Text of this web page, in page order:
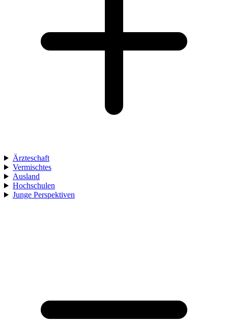
Ärzteschaft
Vermischtes
Ausland
Hochschulen
Junge Perspektiven